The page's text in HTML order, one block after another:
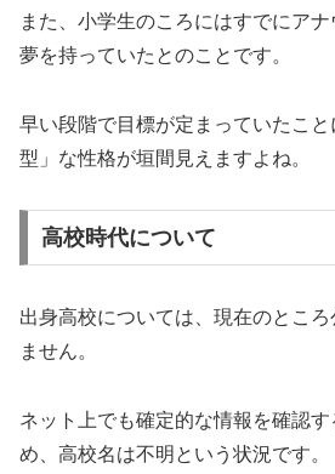
また、小学生のころにはすでにア
夢を持っていたとのことです。
早い段階で目標が定まっていたこ
型」な性格が垣間見えますよね。
高校時代について
出身高校については、現在のとこ
ません。
ネット上でも確定的な情報を確認
め、高校名は不明という状況です。